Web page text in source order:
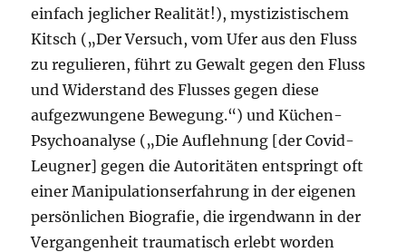
einfach jeglicher Realität!), mystizistischem
Kitsch („Der Versuch, vom Ufer aus den Fluss
zu regulieren, führt zu Gewalt gegen den Fluss
und Widerstand des Flusses gegen diese
aufgezwungene Bewegung.“) und Küchen-
Psychoanalyse („Die Auflehnung [der Covid-
Leugner] gegen die Autoritäten entspringt oft
einer Manipulationserfahrung in der eigenen
persönlichen Biografie, die irgendwann in der
Vergangenheit traumatisch erlebt worden